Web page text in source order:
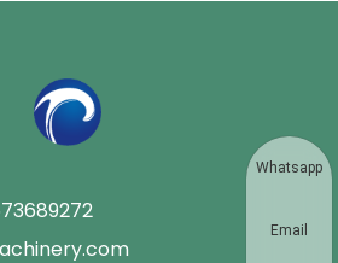
Whatsapp
Email